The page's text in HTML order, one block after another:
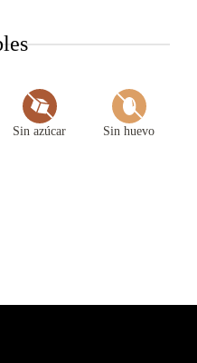
Sin azúcar Sin huevo